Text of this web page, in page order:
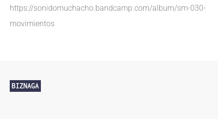
https://sonidomuchacho.bandcamp.com/album/sm-030-
movimientos
BIZNAGA